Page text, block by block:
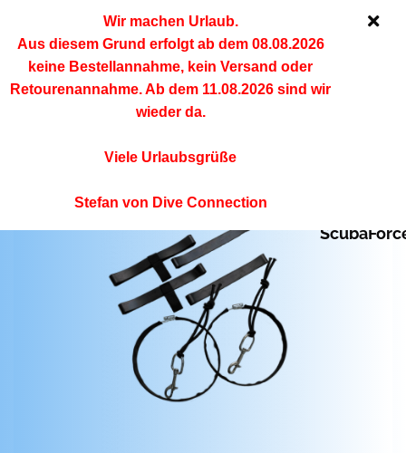
Wir machen Urlaub.
Aus diesem Grund erfolgt ab dem 08.08.2026
keine Bestellannahme, kein Versand oder
Retourenannahme. Ab dem 11.08.2026 sind wir
wieder da.
Viele Urlaubsgrüße
Stefan von Dive Connection
« Erster « zurück weiter »
Letzter »
Artikel in dieser Kategorie
Scuba Force Rig­ging Kit Si­de­mount für 80